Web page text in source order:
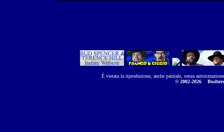
È vietata la riproduzione, anche parziale, senza
© 2002-2026